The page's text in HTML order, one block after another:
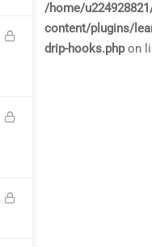
/home/
content/plugins/
drip-hooks.phpon